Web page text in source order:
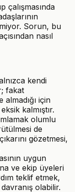
Sorun, bu
nasıl
kendi
fakat
için
kalmıştır.
olumlu
de
gözetmesi,
uygun
ve ekip üyeleri
teklif etmek,
olabilir.